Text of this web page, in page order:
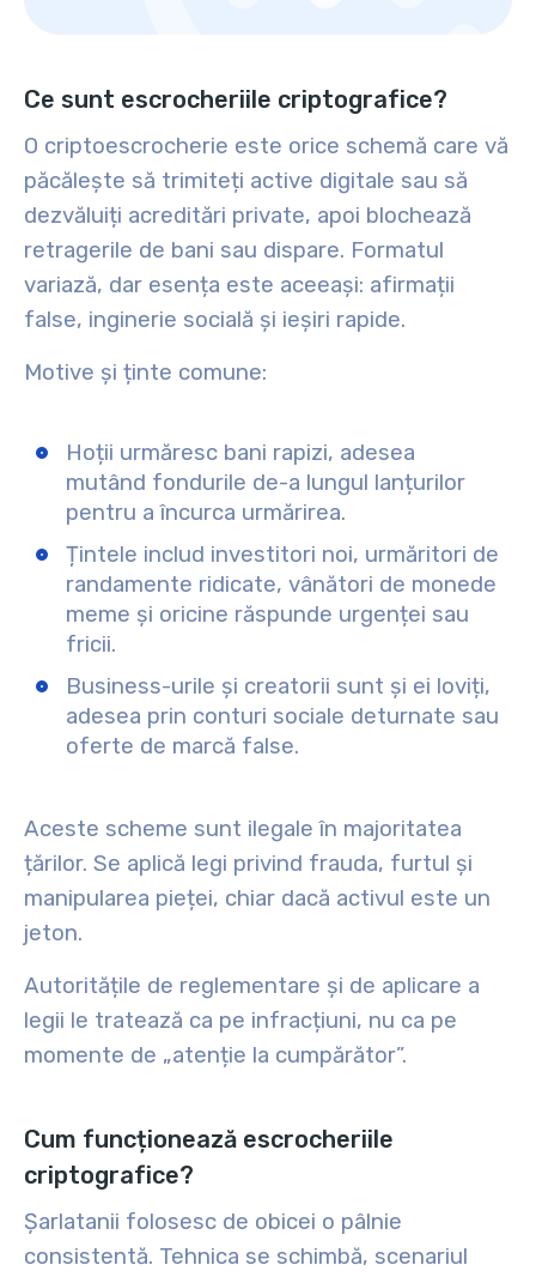
Ce sunt escrocheriile criptografice?
O criptoescrocherie este orice schemă care vă
păcălește să trimiteți active digitale sau să
dezvăluiți acreditări private, apoi blochează
retragerile de bani sau dispare. Formatul
variază, dar esența este aceeași: afirmații
false, inginerie socială și ieșiri rapide.
Motive și ținte comune:
Hoții urmăresc bani rapizi, adesea
mutând fondurile de-a lungul lanțurilor
pentru a încurca urmărirea.
Țintele includ investitori noi, urmăritori de
randamente ridicate, vânători de monede
meme și oricine răspunde urgenței sau
fricii.
Business-urile și creatorii sunt și ei loviți,
adesea prin conturi sociale deturnate sau
oferte de marcă false.
Aceste scheme sunt ilegale în majoritatea
țărilor. Se aplică legi privind frauda, furtul și
manipularea pieței, chiar dacă activul este un
jeton.
Autoritățile de reglementare și de aplicare a
legii le tratează ca pe infracțiuni, nu ca pe
momente de „atenție la cumpărător”.
Cum funcționează escrocheriile
criptografice?
Șarlatanii folosesc de obicei o pâlnie
consistentă. Tehnica se schimbă, scenariul